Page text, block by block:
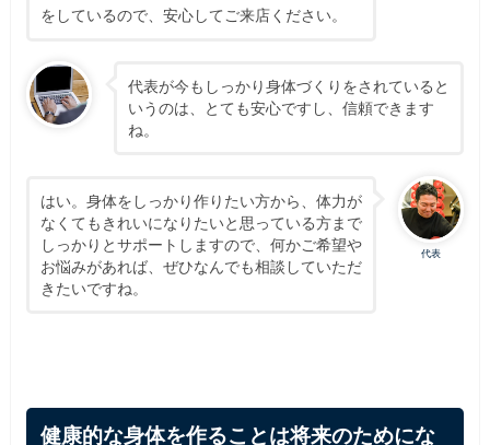
をしているので、安心してご来店ください。
代表が今もしっかり身体づくりをされていると
いうのは、とても安心ですし、信頼できます
ね。
代表
はい。身体をしっかり作りたい方から、体力が
なくてもきれいになりたいと思っている方まで
しっかりとサポートしますので、何かご希望や
お悩みがあれば、ぜひなんでも相談していただ
きたいですね。
健康的な身体を作ることは将来のためにな